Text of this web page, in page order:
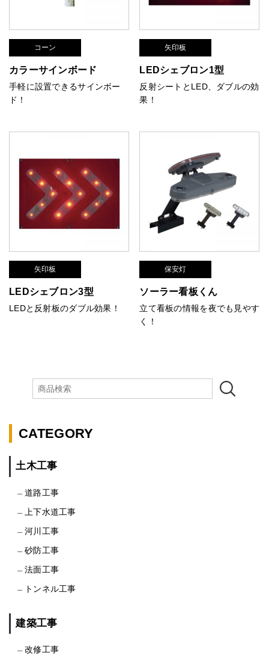
コーン
カラーサインボード
手軽に設置できるサインボー
ド！
矢印板
LEDシェブロン1型
反射シートとLED、ダブルの効
果！
矢印板
LEDシェブロン3型
LEDと反射板のダブル効果！
保安灯
ソーラー看板くん
立て看板の情報を夜でも見やす
く！
CATEGORY
土木工事
道路工事
上下水道工事
河川工事
砂防工事
法面工事
トンネル工事
建築工事
改修工事